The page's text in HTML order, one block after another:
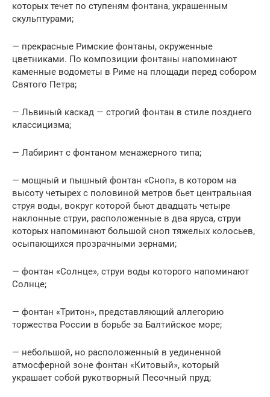
которых течет по ступеням фонтана, украшенным
скульптурами;
— прекрасные Римские фонтаны, окруженные
цветниками. По композиции фонтаны напоминают
каменные водометы в Риме на площади перед собором
Святого Петра;
— Львиный каскад — строгий фонтан в стиле позднего
классицизма;
— Лабиринт с фонтаном менажерного типа;
— мощный и пышный фонтан «Сноп», в котором на
высоту четырех с половиной метров бьет центральная
струя воды, вокруг которой бьют двадцать четыре
наклонные струи, расположенные в два яруса, струи
которых напоминают большой сноп тяжелых колосьев,
осыпающихся прозрачными зернами;
— фонтан «Солнце», струи воды которого напоминают
Солнце;
— фонтан «Тритон», представляющий аллегорию
торжества России в борьбе за Балтийское море;
— небольшой, но расположенный в уединенной
атмосферной зоне фонтан «Китовый», который
украшает собой рукотворный Песочный пруд;